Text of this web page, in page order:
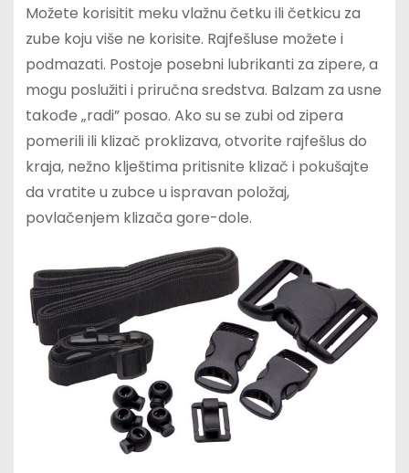
Možete korisitit meku vlažnu četku ili četkicu za
zube koju više ne korisite. Rajfešluse možete i
podmazati. Postoje posebni lubrikanti za zipere, a
mogu poslužiti i priručna sredstva. Balzam za usne
takođe „radi” posao. Ako su se zubi od zipera
pomerili ili klizač proklizava, otvorite rajfešlus do
kraja, nežno klještima pritisnite klizač i pokušajte
da vratite u zubce u ispravan položaj,
povlačenjem klizača gore-dole.